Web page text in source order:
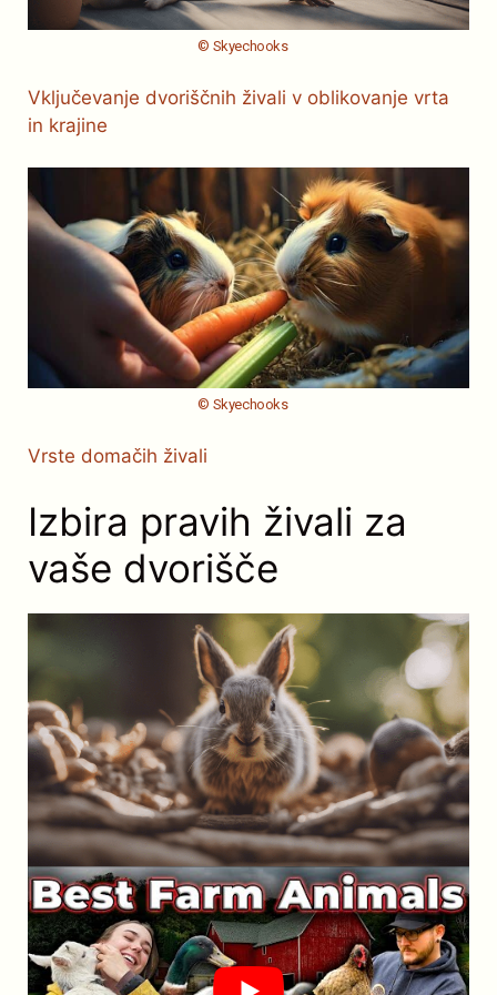
© Skyechooks
Vključevanje dvoriščnih živali v oblikovanje vrta
in krajine
© Skyechooks
Vrste domačih živali
Izbira pravih živali za
vaše dvorišče